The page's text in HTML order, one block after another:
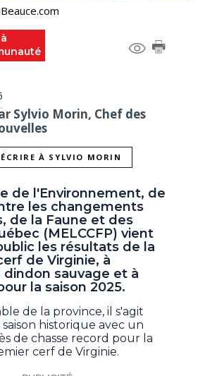
Sylvio Morin, Chef des
ÉCRIRE À SYLVIO MORIN
de l'Environnement, de
les changements
de la Faune et des
(MELCCFP) vient
les résultats de la
de Virginie, à
dindon sauvage et à
la saison 2025.
de la province, il s'agit
historique avec un
de chasse record pour la
cerf de Virginie.